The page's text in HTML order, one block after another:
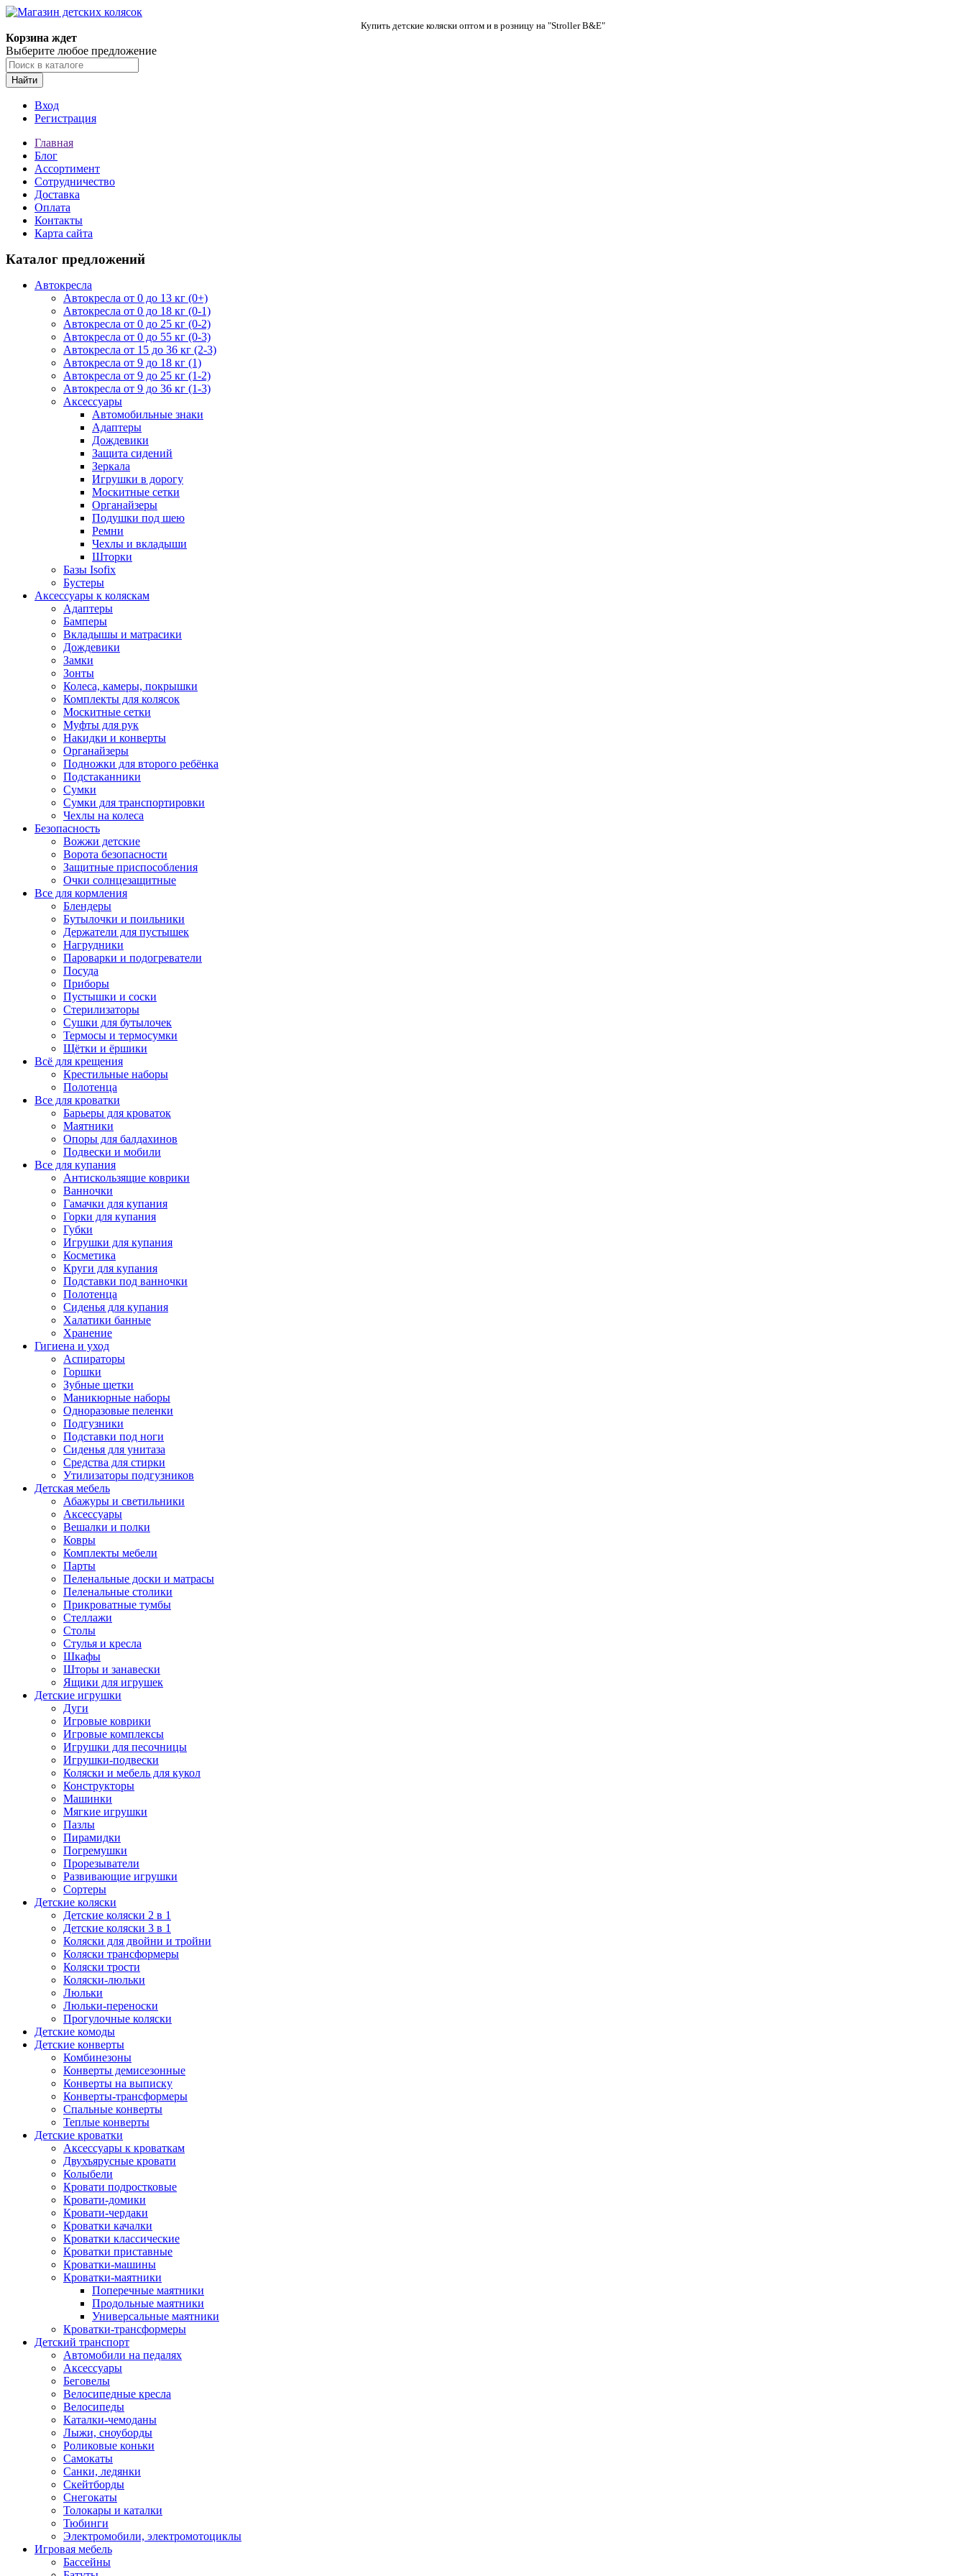
Купить детские коляски оптом и в розницу на "Stroller B&E"
Корзина ждет
Выберите любое предложение
Найти
Вход
Регистрация
Главная
Блог
Ассортимент
Сотрудничество
Доставка
Оплата
Контакты
Карта сайта
Каталог предложений
Автокресла
Автокресла от 0 до 13 кг (0+)
Автокресла от 0 до 18 кг (0-1)
Автокресла от 0 до 25 кг (0-2)
Автокресла от 0 до 55 кг (0-3)
Автокресла от 15 до 36 кг (2-3)
Автокресла от 9 до 18 кг (1)
Автокресла от 9 до 25 кг (1-2)
Автокресла от 9 до 36 кг (1-3)
Аксессуары
Автомобильные знаки
Адаптеры
Дождевики
Защита сидений
Зеркала
Игрушки в дорогу
Москитные сетки
Органайзеры
Подушки под шею
Ремни
Чехлы и вкладыши
Шторки
Базы Isofix
Бустеры
Аксессуары к коляскам
Адаптеры
Бамперы
Вкладышы и матрасики
Дождевики
Замки
Зонты
Колеса, камеры, покрышки
Комплекты для колясок
Москитные сетки
Муфты для рук
Накидки и конверты
Органайзеры
Подножки для второго ребёнка
Подстаканники
Сумки
Сумки для транспортировки
Чехлы на колеса
Безопасность
Вожжи детские
Ворота безопасности
Защитные приспособления
Очки солнцезащитные
Все для кормления
Блендеры
Бутылочки и поильники
Держатели для пустышек
Нагрудники
Пароварки и подогреватели
Посуда
Приборы
Пустышки и соски
Стерилизаторы
Сушки для бутылочек
Термосы и термосумки
Щётки и ёршики
Всё для крещения
Крестильные наборы
Полотенца
Все для кроватки
Барьеры для кроваток
Маятники
Опоры для балдахинов
Подвески и мобили
Все для купания
Антискользящие коврики
Ванночки
Гамачки для купания
Горки для купания
Губки
Игрушки для купания
Косметика
Круги для купания
Подставки под ванночки
Полотенца
Сиденья для купания
Халатики банные
Хранение
Гигиена и уход
Аспираторы
Горшки
Зубные щетки
Маникюрные наборы
Одноразовые пеленки
Подгузники
Подставки под ноги
Сиденья для унитаза
Средства для стирки
Утилизаторы подгузников
Детская мебель
Абажуры и светильники
Аксессуары
Вешалки и полки
Ковры
Комплекты мебели
Парты
Пеленальные доски и матрасы
Пеленальные столики
Прикроватные тумбы
Стеллажи
Столы
Стулья и кресла
Шкафы
Шторы и занавески
Ящики для игрушек
Детские игрушки
Дуги
Игровые коврики
Игровые комплексы
Игрушки для песочницы
Игрушки-подвески
Коляски и мебель для кукол
Конструкторы
Машинки
Мягкие игрушки
Пазлы
Пирамидки
Погремушки
Прорезыватели
Развивающие игрушки
Сортеры
Детские коляски
Детские коляски 2 в 1
Детские коляски 3 в 1
Коляски для двойни и тройни
Коляски трансформеры
Коляски трости
Коляски-люльки
Люльки
Люльки-переноски
Прогулочные коляски
Детские комоды
Детские конверты
Комбинезоны
Конверты демисезонные
Конверты на выписку
Конверты-трансформеры
Спальные конверты
Теплые конверты
Детские кроватки
Аксессуары к кроваткам
Двухъярусные кровати
Колыбели
Кровати подростковые
Кровати-домики
Кровати-чердаки
Кроватки качалки
Кроватки классические
Кроватки приставные
Кроватки-машины
Кроватки-маятники
Поперечные маятники
Продольные маятники
Универсальные маятники
Кроватки-трансформеры
Детский транспорт
Автомобили на педалях
Аксессуары
Беговелы
Велосипедные кресла
Велосипеды
Каталки-чемоданы
Лыжи, сноуборды
Роликовые коньки
Самокаты
Санки, ледянки
Скейтборды
Снегокаты
Толокары и каталки
Тюбинги
Электромобили, электромотоциклы
Игровая мебель
Бассейны